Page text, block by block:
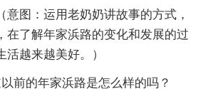
意图：运用老奶奶讲故事的方式，
在了解年家浜路的变化和发展的过
越来越美好。）
前的年家浜路是怎么样的吗？